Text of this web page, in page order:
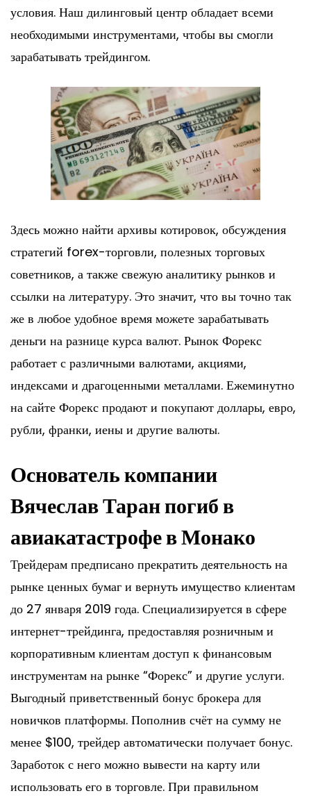
условия. Наш дилинговый центр обладает всеми
необходимыми инструментами, чтобы вы смогли
зарабатывать трейдингом.
Здесь можно найти архивы котировок, обсуждения
стратегий forex-торговли, полезных торговых
советников, а также свежую аналитику рынков и
ссылки на литературу. Это значит, что вы точно так
же в любое удобное время можете зарабатывать
деньги на разнице курса валют. Рынок Форекс
работает с различными валютами, акциями,
индексами и драгоценными металлами. Ежеминутно
на сайте Форекс продают и покупают доллары, евро,
рубли, франки, иены и другие валюты.
Основатель компании
Вячеслав Таран погиб в
авиакатастрофе в Монако
Трейдерам предписано прекратить деятельность на
рынке ценных бумаг и вернуть имущество клиентам
до 27 января 2019 года. Специализируется в сфере
интернет-трейдинга, предоставляя розничным и
корпоративным клиентам доступ к финансовым
инструментам на рынке “Форекс” и другие услуги.
Выгодный приветственный бонус брокера для
новичков платформы. Пополнив счёт на сумму не
менее $100, трейдер автоматически получает бонус.
Заработок с него можно вывести на карту или
использовать его в торговле. При правильном